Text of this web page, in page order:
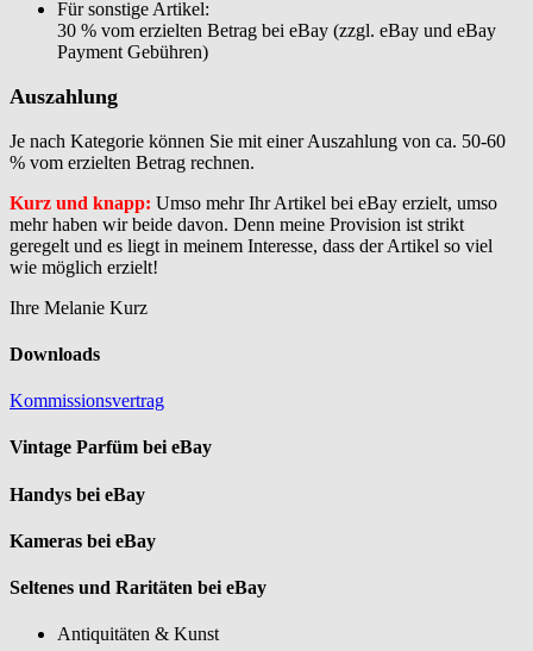
Für sonstige Artikel:
30 % vom erzielten Betrag bei eBay (zzgl. eBay und eBay
Payment Gebühren)
Auszahlung
Je nach Kategorie können Sie mit einer Auszahlung von ca. 50-60
% vom erzielten Betrag rechnen.
Kurz und knapp: Umso mehr Ihr Artikel bei eBay erzielt, umso
mehr haben wir beide davon. Denn meine Provision ist strikt
geregelt und es liegt in meinem Interesse, dass der Artikel so viel
wie möglich erzielt!
Ihre Melanie Kurz
Downloads
Kommissionsvertrag
Vintage Parfüm bei eBay
Handys bei eBay
Kameras bei eBay
Seltenes und Raritäten bei eBay
Antiquitäten & Kunst